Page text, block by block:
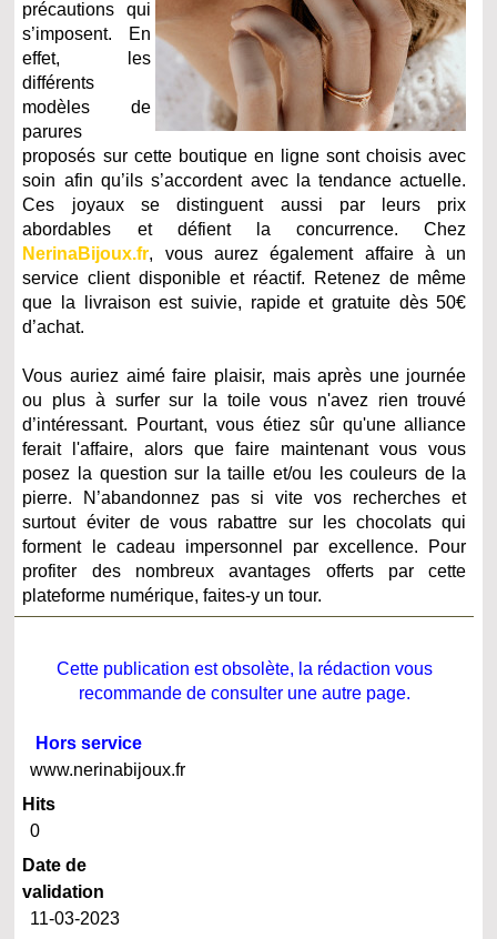
précautions qui
s’imposent. En
effet, les
différents
modèles de
parures
proposés sur cette boutique en ligne sont choisis avec
soin afin qu’ils s’accordent avec la tendance actuelle.
Ces joyaux se distinguent aussi par leurs prix
abordables et défient la concurrence. Chez
NerinaBijoux.fr, vous aurez également affaire à un
service client disponible et réactif. Retenez de même
que la livraison est suivie, rapide et gratuite dès 50€
d’achat.
Vous auriez aimé faire plaisir, mais après une journée
ou plus à surfer sur la toile vous n'avez rien trouvé
d’intéressant. Pourtant, vous étiez sûr qu'une alliance
ferait l'affaire, alors que faire maintenant vous vous
posez la question sur la taille et/ou les couleurs de la
pierre. N’abandonnez pas si vite vos recherches et
surtout éviter de vous rabattre sur les chocolats qui
forment le cadeau impersonnel par excellence. Pour
profiter des nombreux avantages offerts par cette
plateforme numérique, faites-y un tour.
Cette publication est obsolète, la rédaction vous
recommande de consulter une autre page.
Hors service
www.nerinabijoux.fr
Hits
0
Date de
validation
11-03-2023